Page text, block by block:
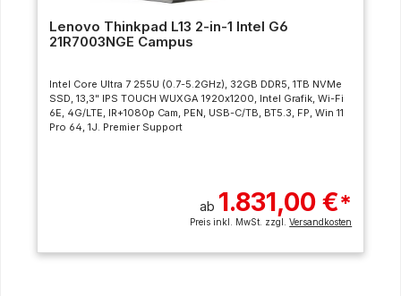
Lenovo Thinkpad L13 2-in-1 Intel G6
21R7003NGE Campus
Intel Core Ultra 7 255U (0.7-5.2GHz), 32GB DDR5, 1TB NVMe
SSD, 13,3" IPS TOUCH WUXGA 1920x1200, Intel Grafik, Wi-Fi
6E, 4G/LTE, IR+1080p Cam, PEN, USB-C/TB, BT5.3, FP, Win 11
Pro 64, 1J. Premier Support
ab 1.831,00 €*
Preis inkl. MwSt. zzgl.Versandkosten